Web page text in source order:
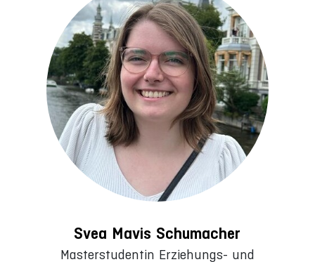
Svea Mavis Schumacher
Masterstudentin Erziehungs- und